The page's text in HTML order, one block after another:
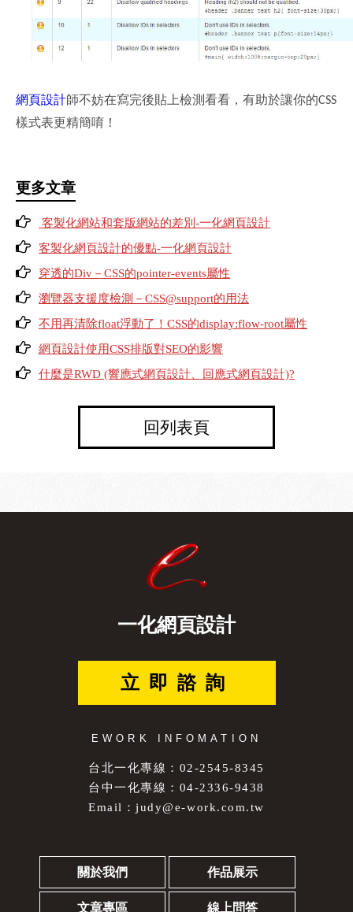
網頁設計師不妨在寫完後貼上檢測看看，有助於讓你的CSS
樣式表更精簡唷！
更多文章
客製化網站和套版網站的差別-一化網頁設計
客製化網頁設計的優點-一化網頁設計
穿透的Div－CSS的pointer-events屬性
瀏覽器支援度檢測－CSS@support的用法
不用再清除float浮動了！CSS的display:flow-root屬性
網頁設計使用CSS排版對SEO的影響
什麼是RWD (響應式網頁設計、回應式網頁設計)?
回列表頁
一化網頁設計
立即諮詢
EWORK INFOMATION
台北一化專線：02-2545-8345
台中一化專線：04-2336-9438
Email：judy@e-work.com.tw
關於我們 作品展示
文章專區 線上問答